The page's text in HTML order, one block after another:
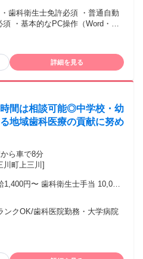
通費支給（月25,000円まで）
・基本的なPC操作（Word・
興味がある方 ・専門性を高めな
人ひとりに寄り添ったケアをし
できる方
詳細を見る
間は相談可能◎中学校・幼
地域歯科医療の貢献に努め
駅から車で8分
川町上三川]